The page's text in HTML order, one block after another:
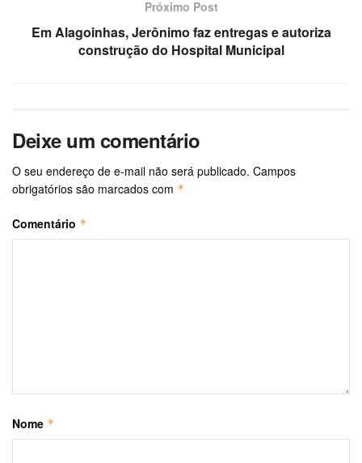
Próximo Post
Em Alagoinhas, Jerônimo faz entregas e autoriza
construção do Hospital Municipal
Deixe um comentário
O seu endereço de e-mail não será publicado. Campos
obrigatórios são marcados com *
Comentário *
Nome *